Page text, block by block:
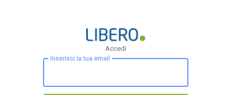
Accedi
Inserisci la tua email